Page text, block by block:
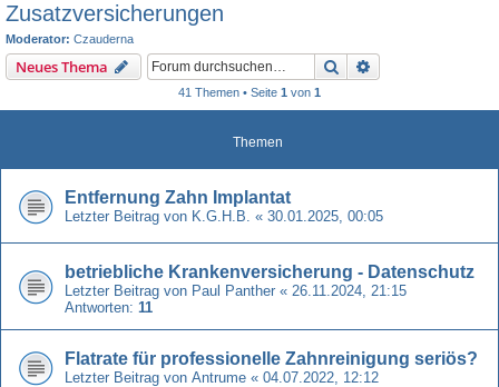
Zusatzversicherungen
Moderator: Czauderna
Neues Thema Suche
41 Themen • Seite 1 von 1
Themen
Entfernung Zahn Implantat
Letzter Beitrag von K.G.H.B. « 30.01.2025, 00:05
betriebliche Krankenversicherung - Datenschutz
Letzter Beitrag von Paul Panther « 26.11.2024, 21:15
Antworten: 11
Flatrate für professionelle Zahnreinigung seriös?
Letzter Beitrag von Antrume « 04.07.2022, 12:12